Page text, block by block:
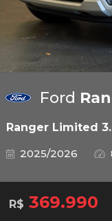
Ford
Ranger Limited
2025/2026
R$ 369.990